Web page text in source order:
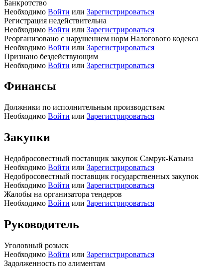
Банкротство
Необходимо Войти или Зарегистрироваться
Регистрация недействительна
Необходимо Войти или Зарегистрироваться
Реорганизовано с нарушением норм Налогового кодекса
Необходимо Войти или Зарегистрироваться
Признано бездействующим
Необходимо Войти или Зарегистрироваться
Финансы
Должники по исполнительным производствам
Необходимо Войти или Зарегистрироваться
Закупки
Недобросовестный поставщик закупок Самрук-Казына
Необходимо Войти или Зарегистрироваться
Недобросовестный поставщик государственных закупок
Необходимо Войти или Зарегистрироваться
Жалобы на организатора тендеров
Необходимо Войти или Зарегистрироваться
Руководитель
Уголовный розыск
Необходимо Войти или Зарегистрироваться
Задолженность по алиментам